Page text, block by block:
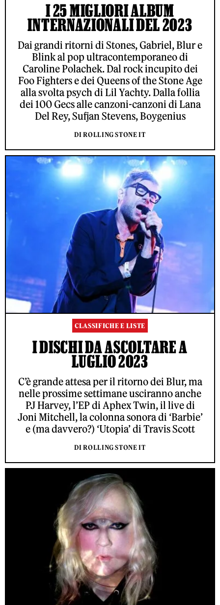
I 25 MIGLIORI ALBUM
INTERNAZIONALI DEL 2023
Dai grandi ritorni di Stones, Gabriel, Blur e
Blink al pop ultracontemporaneo di
Caroline Polachek. Dal rock incupito dei
Foo Fighters e dei Queens of the Stone Age
alla svolta psych di Lil Yachty. Dalla follia
dei 100 Gecs alle canzoni-canzoni di Lana
Del Rey, Sufjan Stevens, Boygenius
DI ROLLING STONE IT
CLASSIFICHE E LISTE
I DISCHI DA ASCOLTARE A
LUGLIO 2023
C’è grande attesa per il ritorno dei Blur, ma
nelle prossime settimane usciranno anche
PJ Harvey, l’EP di Aphex Twin, il live di
Joni Mitchell, la colonna sonora di ‘Barbie’
e (ma davvero?) ‘Utopia’ di Travis Scott
DI ROLLING STONE IT